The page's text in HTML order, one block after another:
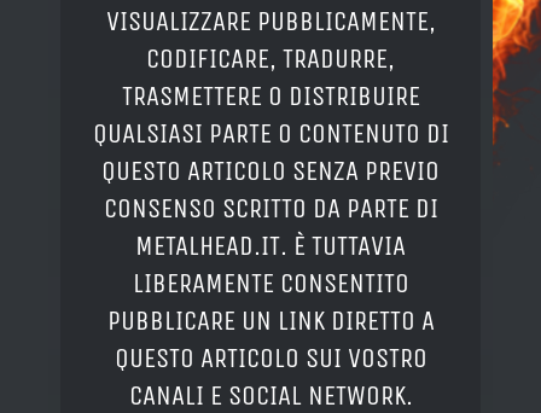
VISUALIZZARE PUBBLICAMENTE,
CODIFICARE, TRADURRE,
TRASMETTERE O DISTRIBUIRE
QUALSIASI PARTE O CONTENUTO DI
QUESTO ARTICOLO SENZA PREVIO
CONSENSO SCRITTO DA PARTE DI
METALHEAD.IT. È TUTTAVIA
LIBERAMENTE CONSENTITO
PUBBLICARE UN LINK DIRETTO A
QUESTO ARTICOLO SUI VOSTRO
CANALI E SOCIAL NETWORK.